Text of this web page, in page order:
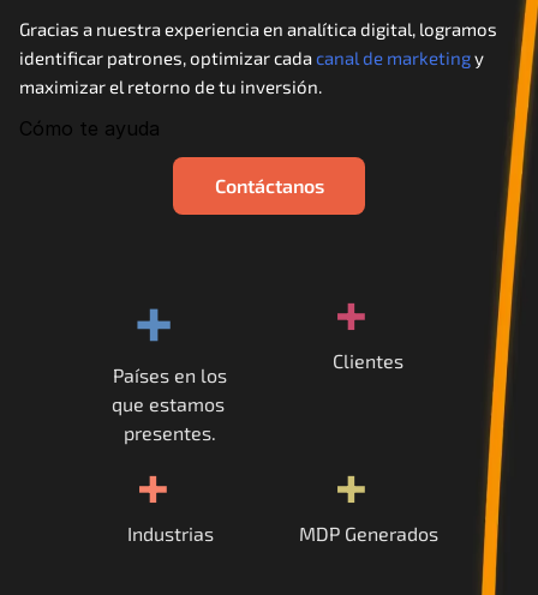
MHA Academy
Contáctanos
About
Gracias a nuestra experiencia en analítica digital, logramos
identificar patrones, optimizar cada canal de marketing y
maximizar el retorno de tu inversión.
Cómo te ayuda
Contáctanos
+
Países en los
que estamos
presentes.
+
Clientes
+
Industrias
+
MDP Generados